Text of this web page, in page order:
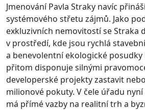
Jmenování Pavla Straky navíc
systémového střetu zájmů. Jako
exkluzivních nemovitostí se Straka
v prostředí, kde jsou rychlá
a benevolentní ekologické posudky
přitom disponuje silnými
developerské projekty zastavit
milionové pokuty. V čele úřadu
má přímé vazby na realitní trh a